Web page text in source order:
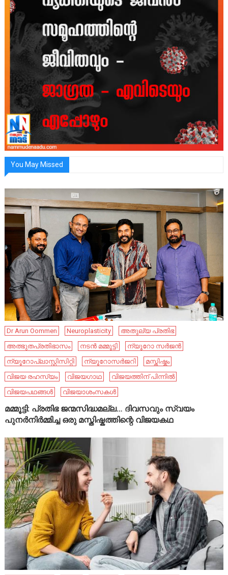
You May Missed
Dr Arun Oommen Neuroplasticity
അതുല്യ പ്രതിഭ
അത്ഭുതപ്രതിഭാസം
നടൻ മമ്മൂട്ടി
ന്യൂറോ സർജൻ
ന്യൂറോപ്ലാസ്റ്റിസിറ്റി
ന്യൂറോസർജറി
മസ്തിഷ്കം
വിജയ രഹസ്യം
വിജയഗാഥ
വിജയത്തിന് പിന്നിൽ
വിജയപഥങ്ങൾ
വിജയാശംസകൾ
മമ്മൂട്ടി: പ്രതിഭ ജന്മസിദ്ധമല്ല… ദിവസവും സ്വയം
പുനർനിർമ്മിച്ച ഒരു മസ്തിഷ്കത്തിന്റെ വിജയകഥ